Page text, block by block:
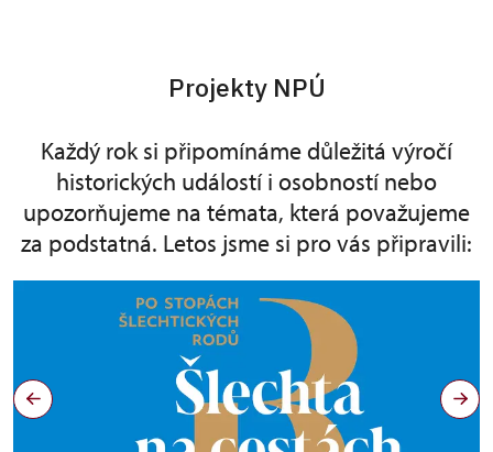
Projekty NPÚ
Každý rok si připomínáme důležitá výročí
historických událostí i osobností nebo
upozorňujeme na témata, která považujeme
za podstatná. Letos jsme si pro vás připravili: